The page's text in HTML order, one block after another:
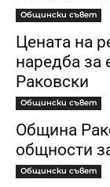
Общински съвет
Цената на
наредба за
Раковски
Общински съвет
Община
общности
Общински съвет